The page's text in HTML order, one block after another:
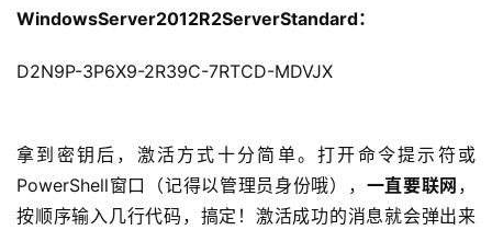
WindowsServer2012R2ServerStandard：
D2N9P-3P6X9-2R39C-7RTCD-MDVJX
拿到密钥后，激活方式十分简单。打开命令提示符或
PowerShell窗口（记得以管理员身份哦）， 一直要联网 ，
按顺序输入几行代码，搞定！激活成功的消息就会弹出来